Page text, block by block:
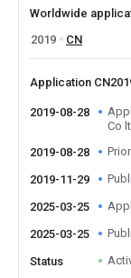
Worldwide
2019
CN
Application
2019-08-28
Co
2019-08-28
2019-11-29
2025-03-25
2025-03-25
Status